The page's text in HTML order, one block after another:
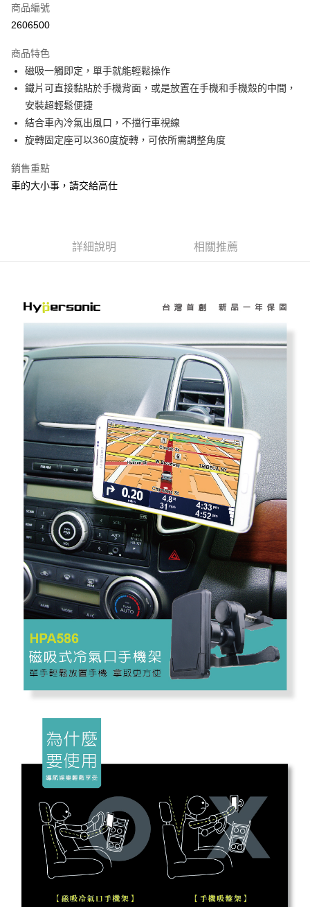
超商取貨付款
Apple Pay
街口支付
悠遊付
ATM付款
每筆NT$70，滿NT$450(含以上)免運費
商品編號
2606500
商品特色
磁吸一觸即定，單手就能輕鬆操作
鐵片可直接黏貼於手機背面，或是放置在手機和手機殼的中間，
安裝超輕鬆便捷
結合車內冷氣出風口，不擋行車視線
旋轉固定座可以360度旋轉，可依所需調整角度
銷售重點
車的大小事，請交給高仕
詳細說明 相關推薦